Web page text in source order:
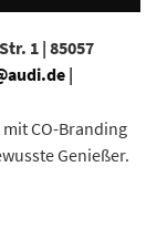
1 | 85057
|
CO-Branding
Genießer.